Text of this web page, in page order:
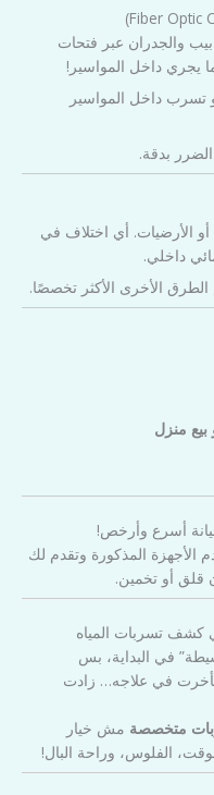
والجدران عبر فتحات
يجري داخل المواسير!
تسرب داخل المواسير
بدقة.
الأرضيات. أي اختلاف في
داخلي.
الأخرى الأكثر تخصصًا.
منزل
أسرع وأرخص!
المذكورة وتقدم لك
قلق أو تخمين.
كشف تسربات المياه
في البداية، بس
في علاجه… زادت
متخصصة مش خيار
الفلوس، وراحة البال!